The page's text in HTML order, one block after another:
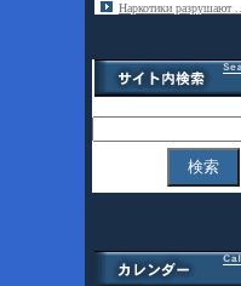
Наркотики разрушают ...